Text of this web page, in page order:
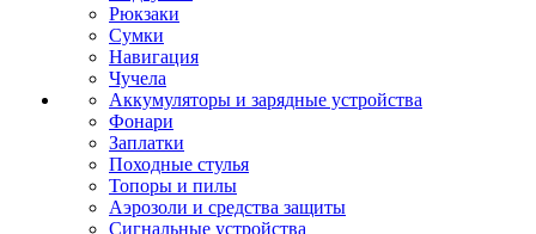
Рюкзаки
Сумки
Навигация
Чучела
Аккумуляторы и зарядные устройства
Фонари
Заплатки
Походные стулья
Топоры и пилы
Аэрозоли и средства защиты
Сигнальные устройства